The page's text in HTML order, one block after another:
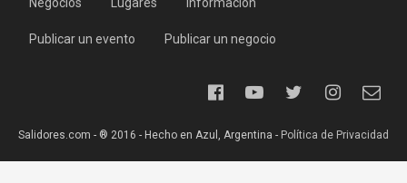
Publicar un evento Publicar un negocio
Salidores.com - ® 2016 - Hecho en Azul, Argentina - Política de Privacidad